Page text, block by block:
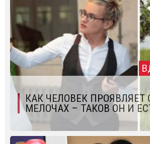
КАК ЧЕЛОВЕК ПРОЯВЛЯЕТ
МЕЛОЧАХ – ТАКОВ ОН И